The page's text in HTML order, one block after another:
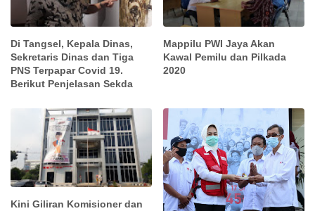
Di Tangsel, Kepala Dinas,
Sekretaris Dinas dan Tiga
PNS Terpapar Covid 19.
Berikut Penjelasan Sekda
Mappilu PWI Jaya Akan
Kawal Pemilu dan Pilkada
2020
Kini Giliran Komisioner dan